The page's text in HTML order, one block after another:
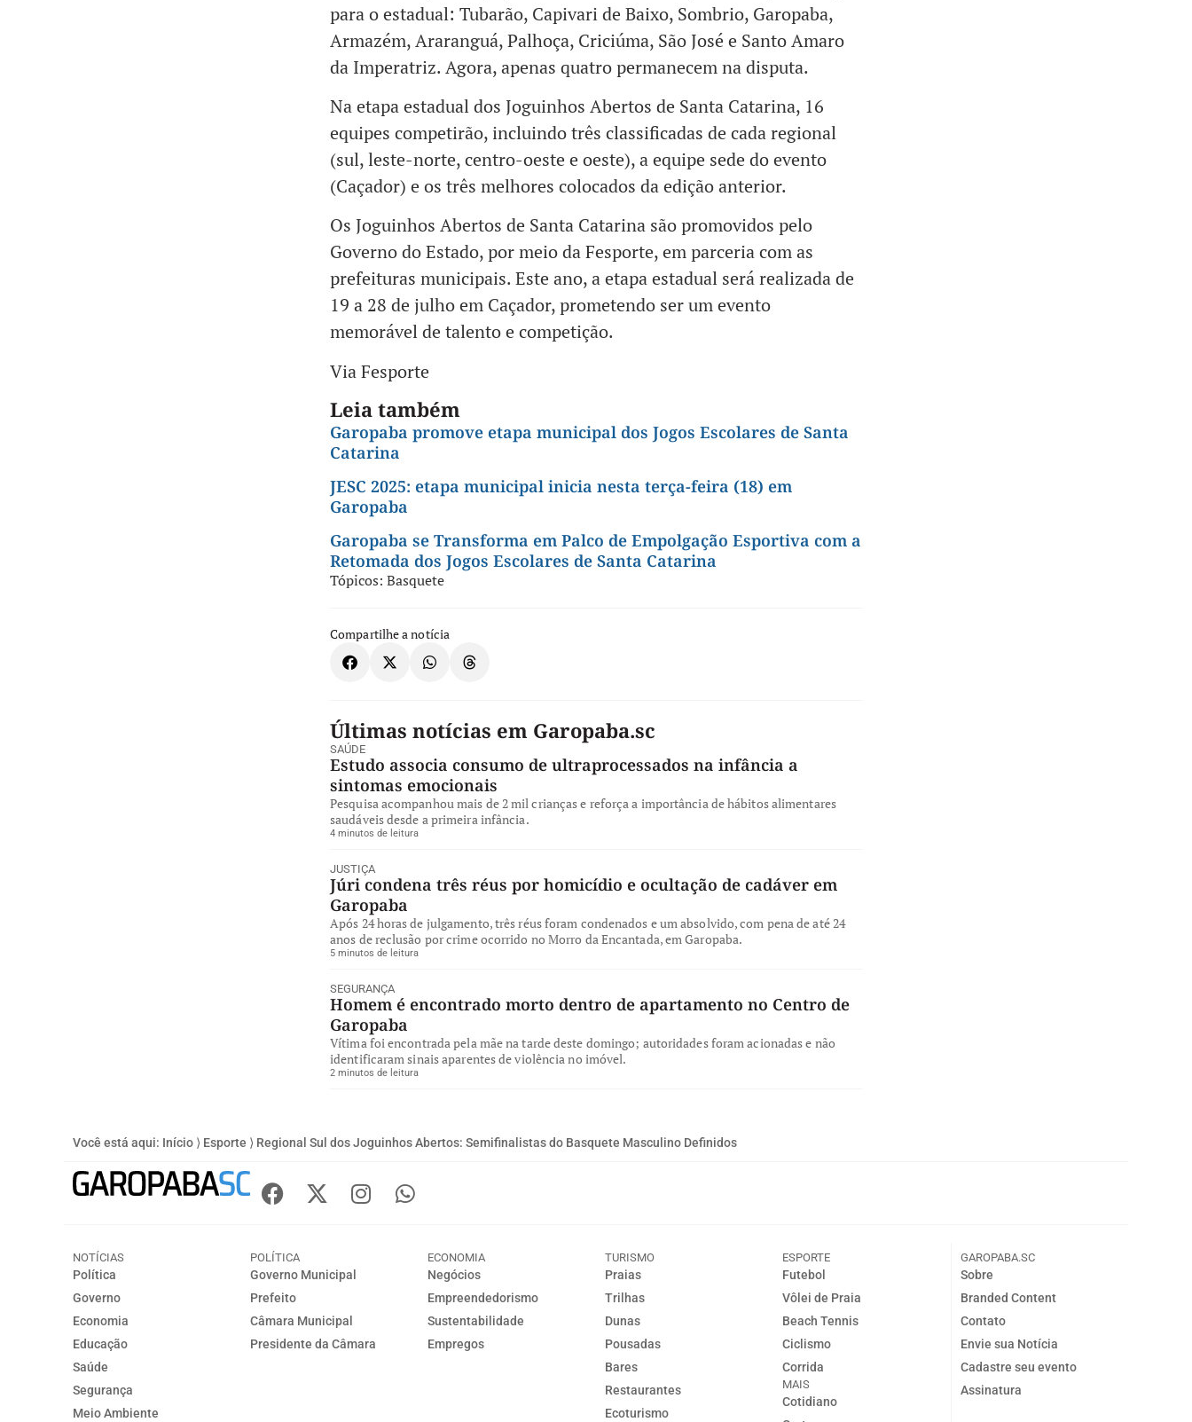
para o estadual: Tubarão, Capivari de Baixo, Sombrio, Garopaba,
Armazém, Araranguá, Palhoça, Criciúma, São José e Santo Amaro
da Imperatriz. Agora, apenas quatro permanecem na disputa.
Na etapa estadual dos Joguinhos Abertos de Santa Catarina, 16
equipes competirão, incluindo três classificadas de cada regional
(sul, leste-norte, centro-oeste e oeste), a equipe sede do evento
(Caçador) e os três melhores colocados da edição anterior.
Os Joguinhos Abertos de Santa Catarina são promovidos pelo
Governo do Estado, por meio da Fesporte, em parceria com as
prefeituras municipais. Este ano, a etapa estadual será realizada de
19 a 28 de julho em Caçador, prometendo ser um evento
memorável de talento e competição.
Via Fesporte
Leia também
Garopaba promove etapa municipal dos Jogos Escolares de Santa
Catarina
JESC 2025: etapa municipal inicia nesta terça-feira (18) em
Garopaba
Garopaba se Transforma em Palco de Empolgação Esportiva com a
Retomada dos Jogos Escolares de Santa Catarina
Tópicos: Basquete
Compartilhe a notícia
Últimas notícias em Garopaba.sc
SAÚDE
Estudo associa consumo de ultraprocessados na infância a
sintomas emocionais
Pesquisa acompanhou mais de 2 mil crianças e reforça a importância de hábitos alimentares
saudáveis desde a primeira infância.
4 minutos de leitura
JUSTIÇA
Júri condena três réus por homicídio e ocultação de cadáver em
Garopaba
Após 24 horas de julgamento, três réus foram condenados e um absolvido, com pena de até 24
anos de reclusão por crime ocorrido no Morro da Encantada, em Garopaba.
5 minutos de leitura
SEGURANÇA
Homem é encontrado morto dentro de apartamento no Centro de
Garopaba
Vítima foi encontrada pela mãe na tarde deste domingo; autoridades foram acionadas e não
identificaram sinais aparentes de violência no imóvel.
2 minutos de leitura
Você está aqui: Início ⟩ Esporte ⟩ Regional Sul dos Joguinhos Abertos: Semifinalistas do Basquete Masculino Definidos
NOTÍCIAS
Política
Governo
Economia
Educação
Saúde
Segurança
Meio Ambiente
POLÍTICA
Governo Municipal
Prefeito
Câmara Municipal
Presidente da Câmara
ECONOMIA
Negócios
Empreendedorismo
Sustentabilidade
Empregos
TURISMO
Praias
Trilhas
Dunas
Pousadas
Bares
Restaurantes
Ecoturismo
ESPORTE
Futebol
Vôlei de Praia
Beach Tennis
Ciclismo
Corrida
MAIS
Cotidiano
GAROPABA.SC
Sobre
Branded Content
Contato
Envie sua Notícia
Cadastre seu evento
Assinatura